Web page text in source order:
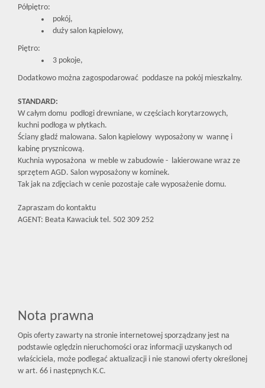
Półpiętro:
pokój,
duży salon kąpielowy,
Piętro:
3 pokoje,
Dodatkowo można zagospodarować poddasze na pokój mieszkalny.
STANDARD:
W całym domu podłogi drewniane, w częściach korytarzowych,
kuchni podłoga w płytkach.
Ściany gładź malowana. Salon kąpielowy wyposażony w wannę i
kabinę prysznicową.
Kuchnia wyposażona w meble w zabudowie - lakierowane wraz ze
sprzętem AGD. Salon wyposażony w kominek.
Tak jak na zdjęciach w cenie pozostaje całe wyposażenie domu.
Zapraszam do kontaktu
AGENT: Beata Kawaciuk tel. 502 309 252
Nota prawna
Opis oferty zawarty na stronie internetowej sporządzany jest na
podstawie oględzin nieruchomości oraz informacji uzyskanych od
właściciela, może podlegać aktualizacji i nie stanowi oferty określonej
w art. 66 i następnych K.C.